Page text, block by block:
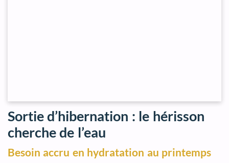
Sortie d’hibernation : le hérisson
cherche de l’eau
Besoin accru en hydratation au printemps